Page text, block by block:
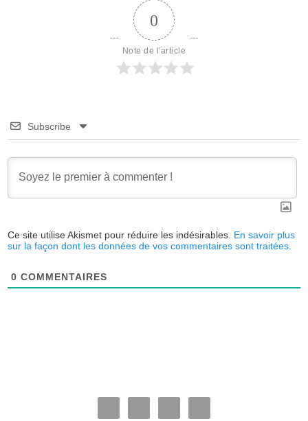
0
Note de l'article
Subscribe
Ce site utilise Akismet pour réduire les indésirables. En savoir plus
sur la façon dont les données de vos commentaires sont traitées
0 COMMENTAIRES